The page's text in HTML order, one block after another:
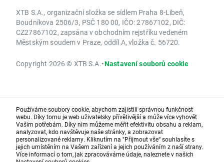
XTB S.A., organizační složka se sídlem Praha 8-Libeň,
Boudníkova 2506/3, PSČ 180 00, IČO: 27867102, DIČ:
CZ27867102, zapsána v obchodním rejstříku vedeném
Městským soudem v Praze, oddíl A, vložka č. 56720.
Copyright 2026 © XTB S.A.•Nastavení souborů cookie
Používáme soubory cookie, abychom zajistili správnou funkčnost
webu. Díky tomu je web uživatelsky přívětivější a může více vyhovět
Vašim potřebám. Díky nim můžeme měřit efektivitu obsahu a reklam,
analyzovat, kdo navštěvuje naše stránky, a zobrazovat
personalizované reklamy. Kliknutím na "Přijmout vše“ souhlasíte s
jejich umístěním na Vašem zařízení a jejich používáním z naší strany.
Více informací o tom, jak zpracováváme údaje, naleznete v našich